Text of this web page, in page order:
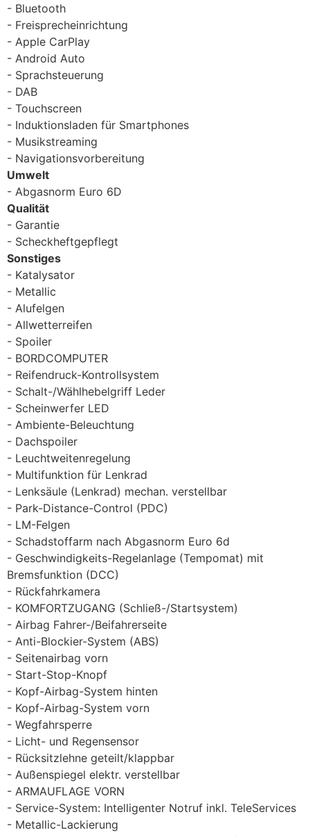
Bluetooth
Freisprecheinrichtung
Apple CarPlay
Android Auto
Sprachsteuerung
DAB
Touchscreen
Induktionsladen für Smartphones
Musikstreaming
Navigationsvorbereitung
Umwelt
Abgasnorm Euro 6D
Qualität
Garantie
Scheckheftgepflegt
Sonstiges
Katalysator
Metallic
Alufelgen
Allwetterreifen
Spoiler
BORDCOMPUTER
Reifendruck-Kontrollsystem
Schalt-/Wählhebelgriff Leder
Scheinwerfer LED
Ambiente-Beleuchtung
Dachspoiler
Leuchtweitenregelung
Multifunktion für Lenkrad
Lenksäule (Lenkrad) mechan. verstellbar
Park-Distance-Control (PDC)
LM-Felgen
Schadstoffarm nach Abgasnorm Euro 6d
Geschwindigkeits-Regelanlage (Tempomat) mit
Bremsfunktion (DCC)
Rückfahrkamera
KOMFORTZUGANG (Schließ-/Startsystem)
Airbag Fahrer-/Beifahrerseite
Anti-Blockier-System (ABS)
Seitenairbag vorn
Start-Stop-Knopf
Kopf-Airbag-System hinten
Kopf-Airbag-System vorn
Wegfahrsperre
Licht- und Regensensor
Rücksitzlehne geteilt/klappbar
Außenspiegel elektr. verstellbar
ARMAUFLAGE VORN
Service-System: Intelligenter Notruf inkl. TeleServices
Metallic-Lackierung